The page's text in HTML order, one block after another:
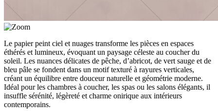
Le papier peint ciel et nuages transforme les pièces en espaces
éthérés et lumineux, évoquant un paysage céleste au coucher du
soleil. Les nuances délicates de pêche, d’abricot, de vert sauge et de
bleu pâle se fondent dans un motif texturé à rayures verticales,
créant un équilibre entre douceur naturelle et géométrie moderne.
Idéal pour les chambres à coucher, les spas ou les salons élégants, il
insuffle sérénité, légèreté et charme onirique aux intérieurs
contemporains.